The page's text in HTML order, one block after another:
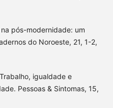
pós-modernidade: um
do Noroeste, 21, 1-2,
igualdade e
Pessoas & Sintomas, 15,